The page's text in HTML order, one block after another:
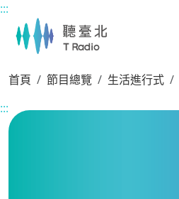
主要內容區塊
:::
首頁 節目總覽 生活進行式
:::